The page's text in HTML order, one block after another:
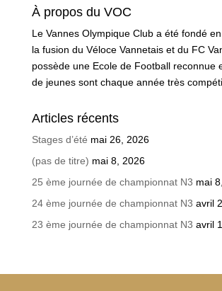
À propos du VOC
Le Vannes Olympique Club a été fondé
la fusion du Véloce Vannetais et du FC
possède une Ecole de Football reconnue
de jeunes sont chaque année très
Articles récents
Stages d’été mai 26, 2026
(pas de titre) mai 8, 2026
25 ème journée de championnat N3 mai
24 ème journée de championnat N3 avril
23 ème journée de championnat N3 avril